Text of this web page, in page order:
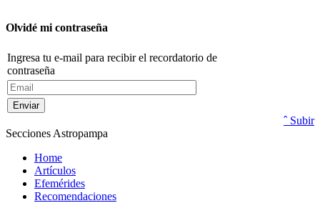
Olvidé mi contraseña
Ingresa tu e-mail para recibir el recordatorio de
contraseña
ˆ Subir
Secciones Astropampa
Home
Artículos
Efemérides
Recomendaciones